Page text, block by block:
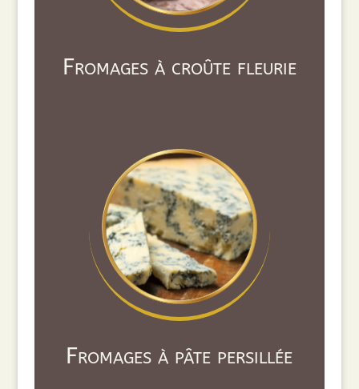
Fromages à croûte fleurie
Fromages à pâte persillée